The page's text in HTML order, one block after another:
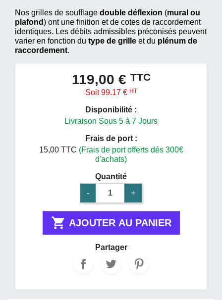
Nos grilles de soufflage double déflexion (mural ou
plafond) ont une finition et de cotes de raccordement
identiques. Les débits admissibles préconisés peuvent
varier en fonction du type de grille et du plénum de
raccordement.
119,00 € TTC
Soit 99.17 € HT
Disponibilité :
Livraison Sous 5 à 7 Jours
Frais de port :
15,00 TTC (Frais de port offerts dés 300€
d'achats)
Quantité
-
+
 AJOUTER AU PANIER
Partager